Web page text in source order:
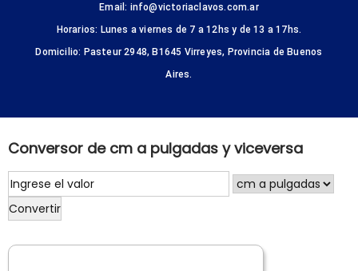
Email: info@victoriaclavos.com.ar
Horarios: Lunes a viernes de 7 a 12hs y de 13 a 17hs.
Domicilio: Pasteur 2948, B1645 Virreyes, Provincia de Buenos
Aires.
Conversor de cm a pulgadas y viceversa
Convertir